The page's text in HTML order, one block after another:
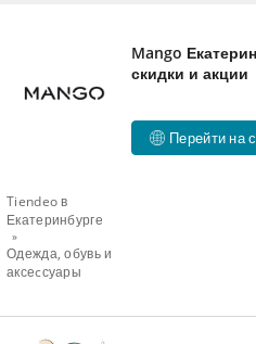
Tiendeo в
Екатеринбурге
Одежда, обувь и
аксеcсуары
Mango
скидки и акции
Перейти на